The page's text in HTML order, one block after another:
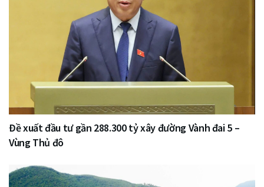
Đề xuất đầu tư gần 288.300 tỷ xây đường Vành đai 5 –
Vùng Thủ đô